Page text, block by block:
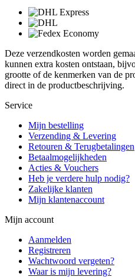
Deze verzendkosten worden
kunnen extra kosten ontstaan,
grootte of de kenmerken van de
direct in de productbeschrijving.
Service
Mijn bestelling
Verzending & Levering
Retouren & Terugbetalingen
Betaalmogelijkheden
Acties & Vouchers
Heb je verdere hulp nodig?
Zakelijke klanten
Mijn klantenaccount
Mijn account
Aanmelden
Registreren
Wachtwoord vergeten?
Waar is mijn levering?